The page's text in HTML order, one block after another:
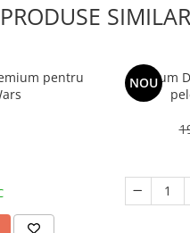
PRODUSE
pentru
NOU
Costum